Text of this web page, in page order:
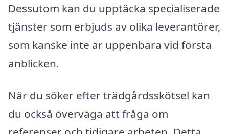
Dessutom kan du upptäcka specialiserade
tjänster som erbjuds av olika leverantörer,
som kanske inte är uppenbara vid första
anblicken.
När du söker efter trädgårdsskötsel kan
du också överväga att fråga om